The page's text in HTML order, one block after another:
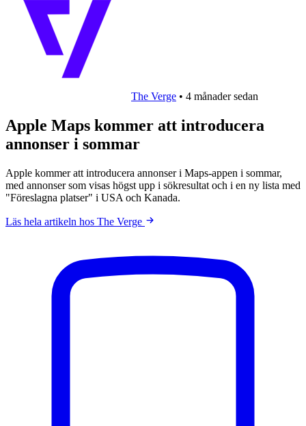
The Verge • 4 månader sedan
Apple Maps kommer att introducera
annonser i sommar
Apple kommer att introducera annonser i Maps-appen i sommar,
med annonser som visas högst upp i sökresultat och i en ny lista med
"Föreslagna platser" i USA och Kanada.
Läs hela artikeln hos The Verge